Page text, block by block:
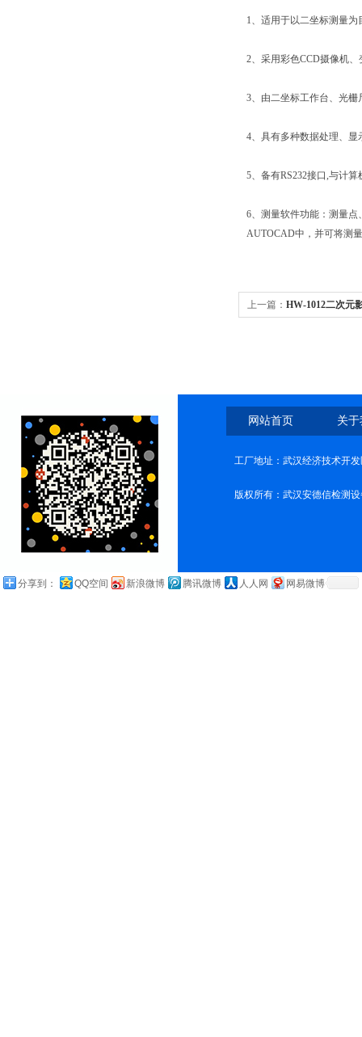
1、适用于以二坐标测量
2、采用彩色CCD摄像机
3、由二坐标工作台、光
4、具有多种数据处理、
5、备有RS232接口,与计
6、测量软件功能：测量
AUTOCAD中，并可将测
上一篇： HW-1012二次元
网站首页 关
工厂地址：武汉经济技术开
版权所有：武汉安德信检测
分享到： QQ空间 新浪微博 腾讯微博 人人网 网易微博